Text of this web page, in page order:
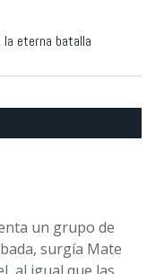
la eterna batalla
un grupo de
surgía Mate